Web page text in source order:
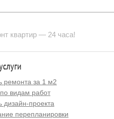
квартир — 24 часа!
ремонта за 1 м2
видам работ
дизайн-проекта
перепланировки